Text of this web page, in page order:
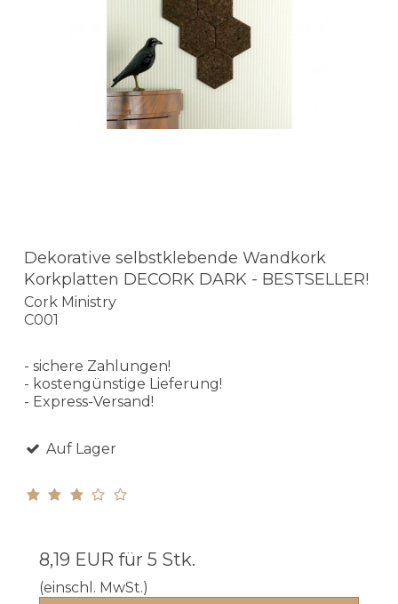
Dekorative selbstklebende Wandkork
Korkplatten DECORK DARK - BESTSELLER!
Cork Ministry
C001
- sichere Zahlungen!
- kostengünstige Lieferung!
- Express-Versand!
Auf Lager
8,19 EUR für 5 Stk.
(einschl. MwSt.)